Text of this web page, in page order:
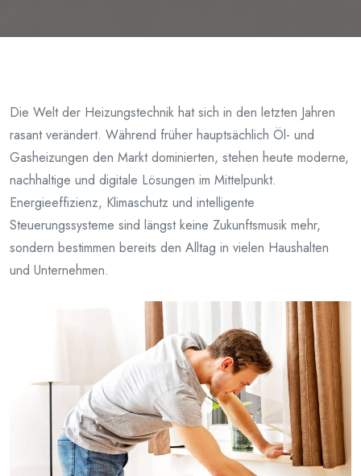
Die Welt der Heizungstechnik hat sich in den letzten Jahren
rasant verändert. Während früher hauptsächlich Öl- und
Gasheizungen den Markt dominierten, stehen heute moderne,
nachhaltige und digitale Lösungen im Mittelpunkt.
Energieeffizienz, Klimaschutz und intelligente
Steuerungssysteme sind längst keine Zukunftsmusik mehr,
sondern bestimmen bereits den Alltag in vielen Haushalten
und Unternehmen.